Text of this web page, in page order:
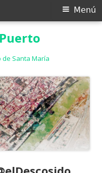
de Santa María
Menú